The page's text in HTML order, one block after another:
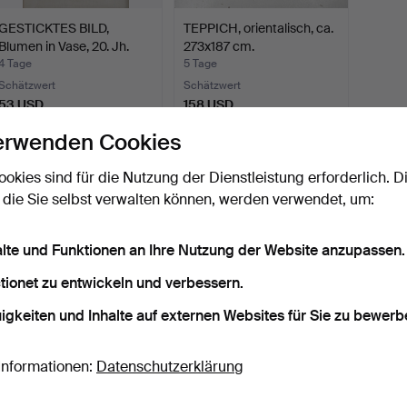
BILD,
Blumen in Vase, 20. Jh.
Tage
USD
TEPPICH, orientalisch, ca.
273x187 cm.
5 Tage
Schätzwert
158 USD
Suche speichern
können auch inBeendete Auktionen aus unserem Archiv
Cookies
sind für die Nutzung der Dienstleistung erforderlich.
Sie selbst verwalten können, werden verwendet, um:
und Funktionen an Ihre Nutzung der Website anzupassen.
zu entwickeln und verbessern.
und Inhalte auf externen Websites für Sie zu
Datenschutzerklärung